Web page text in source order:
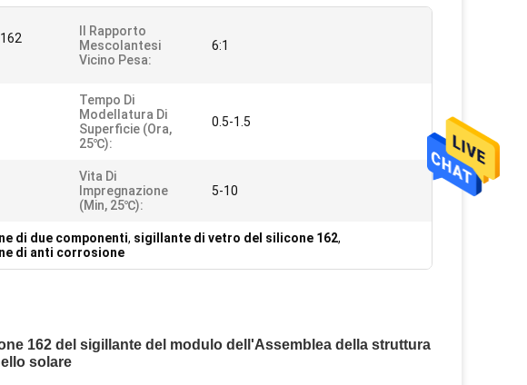
Il Rapporto
Mescolantesi
Vicino Pesa:
6:1
Tempo Di
Modellatura Di
Superficie (ora,
25℃):
0.5-1.5
Vita Di
Impregnazione
(min, 25℃):
5-10
di due componenti, sigillante di vetro del silicone 162,
di anti corrosione
162 del sigillante del modulo dell'Assemblea della struttura
solare